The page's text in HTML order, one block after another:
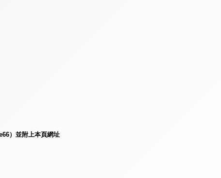
）並附上本頁網址